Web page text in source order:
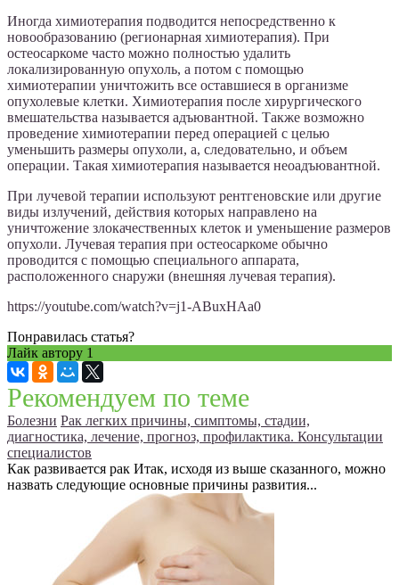
Иногда химиотерапия подводится непосредственно к
новообразованию (регионарная химиотерапия). При
остеосаркоме часто можно полностью удалить
локализированную опухоль, а потом с помощью
химиотерапии уничтожить все оставшиеся в организме
опухолевые клетки. Химиотерапия после хирургического
вмешательства называется адъювантной. Также возможно
проведение химиотерапии перед операцией с целью
уменьшить размеры опухоли, а, следовательно, и объем
операции. Такая химиотерапия называется неоадъювантной.
При лучевой терапии используют рентгеновские или другие
виды излучений, действия которых направлено на
уничтожение злокачественных клеток и уменьшение размеров
опухоли. Лучевая терапия при остеосаркоме обычно
проводится с помощью специального аппарата,
расположенного снаружи (внешняя лучевая терапия).
https://youtube.com/watch?v=j1-ABuxHAa0
Понравилась статья?
Лайк автору 1
Рекомендуем по теме
Болезни Рак легких причины, симптомы, стадии,
диагностика, лечение, прогноз, профилактика. Консультации
специалистов
Как развивается рак Итак, исходя из выше сказанного, можно
назвать следующие основные причины развития...